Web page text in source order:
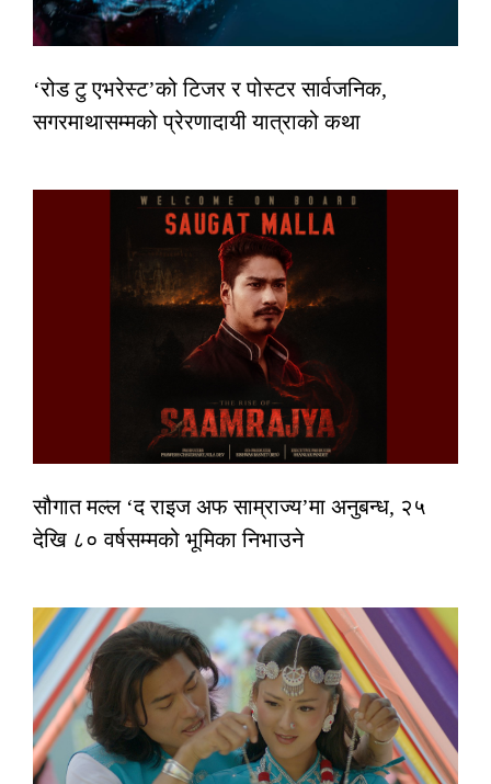
‘रोड टु एभरेस्ट’को टिजर र पोस्टर सार्वजनिक,
सगरमाथासम्मको प्रेरणादायी यात्राको कथा
सौगात मल्ल ‘द राइज अफ साम्राज्य’मा अनुबन्ध, २५
देखि ८० वर्षसम्मको भूमिका निभाउने